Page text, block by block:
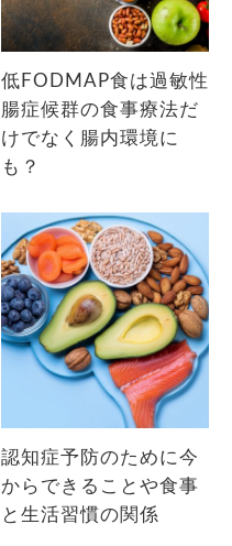
低FODMAP食は過敏性
腸症候群の食事療法だ
けでなく腸内環境に
も？
認知症予防のために今
からできることや食事
と生活習慣の関係